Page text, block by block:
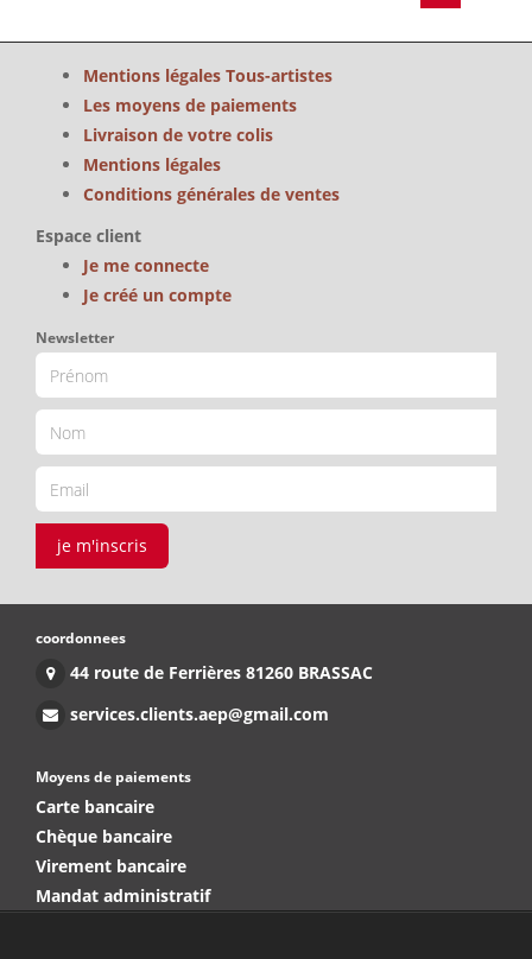
Mentions légales Tous-artistes
Les moyens de paiements
Livraison de votre colis
Mentions légales
Conditions générales de ventes
Espace client
Je me connecte
Je créé un compte
Newsletter
je m'inscris
coordonnees
44 route de Ferrières 81260 BRASSAC
services.clients.aep@gmail.com
Moyens de paiements
Carte bancaire
Chèque bancaire
Virement bancaire
Mandat administratif